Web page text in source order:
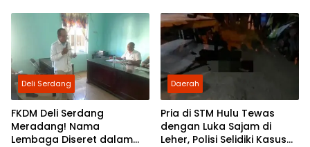
SMART Tbk
Deli Serdang
FKDM Deli Serdang
Meradang! Nama
Lembaga Diseret dalam
Daerah
Pria di STM Hulu Tewas
dengan Luka Sajam di
Leher, Polisi Selidiki Kasus